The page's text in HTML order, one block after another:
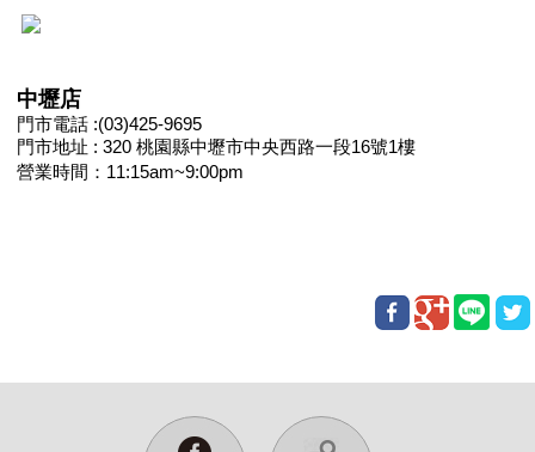
中壢店
門市電話 :(03)425-9695
門市地址 : 320 桃園縣中壢市中央西路一段16號1樓
營業時間：11:15am~9:00pm